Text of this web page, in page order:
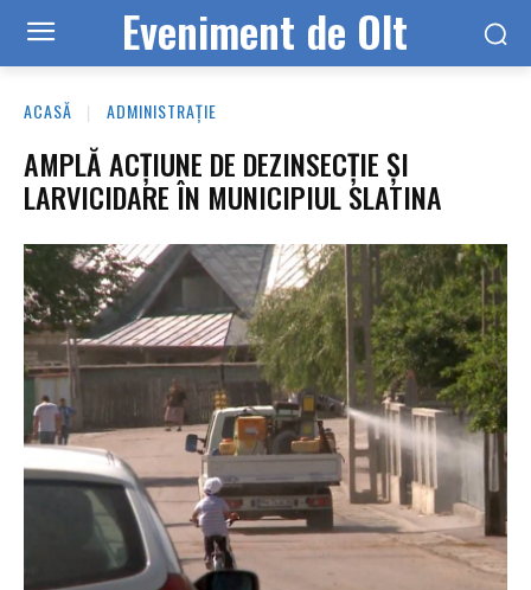
Eveniment de Olt
ACASĂ ADMINISTRAȚIE
AMPLĂ ACȚIUNE DE DEZINSECȚIE ȘI
LARVICIDARE ÎN MUNICIPIUL SLATINA